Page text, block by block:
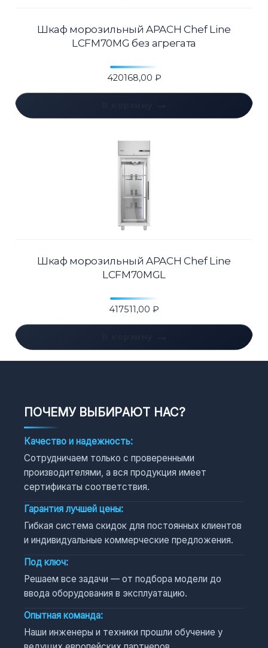
Шкаф морозильный APACH Chef Line
LCFM70MG без агрегата
420168,00 ₽
Шкаф морозильный APACH Chef Line
LCFM70MGL
417511,00 ₽
ПОЧЕМУ ВЫБИРАЮТ НАС?
Качество и надежность:
Сотрудничаем только с проверенными
производителями, а вся продукция имеет
сертификаты соответствия.
Гарантия лучшей цены:
Гибкая система скидок для постоянных клиентов
и индивидуальные коммерческие предложения.
Под ключ:
Решаем все задачи — от подбора модели до
ввода оборудования в эксплуатацию.
Опытная команда:
Наши инженеры и техники прошли обучение у